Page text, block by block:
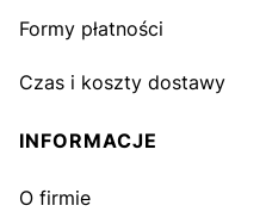
Formy płatności
Czas i koszty dostawy
INFORMACJE
O firmie